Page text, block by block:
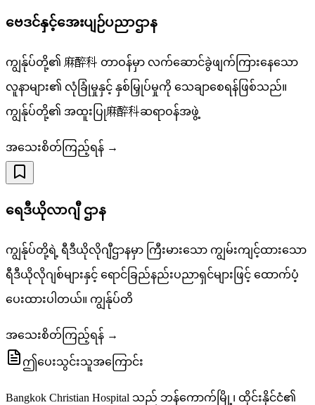
ဗေဒင်နှင့်အေးပျဉ်ပညာဌာန
ကျွန်ုပ်တို့၏ 麻醉科 တာဝန်မှာ လက်‌ဆောင်ခွဲဖျက်ကြားနေသော
လူနာများ၏ လုံခြုံမှုနှင့် နှစ်မြှုပ်မှုကို သေချာစေရန်ဖြစ်သည်။
ကျွန်ုပ်တို့၏ အထူးပြု麻醉科ဆရာဝန်အဖွဲ့
အသေးစိတ်ကြည့်ရန် →
ရေဒီယိုလာဂျီ ဌာန
ကျွန်ုပ်တို့ရဲ့ ရီဒီယိုလိုဂျီဌာနမှာ ကြီးမားသော ကျွမ်းကျင့်ထားသော
ရီဒီယိုလိုဂျစ်များနှင့် ရောင်ခြည်နည်းပညာရှင်များဖြင့် ထောက်ပံ့
ပေးထားပါတယ်။ ကျွန်ုပ်တိ
အသေးစိတ်ကြည့်ရန် →
ဤပေးသွင်းသူအကြောင်း
Bangkok Christian Hospital သည် ဘန်ကောက်မြို့၊ ထိုင်းနိုင်ငံ၏